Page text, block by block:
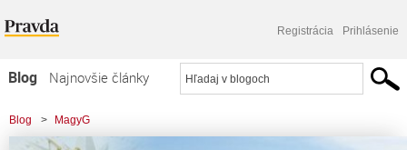
Registrácia Prihlásenie
Blog
Najnovšie články
Najčítanejšie články
Blog > MagyG